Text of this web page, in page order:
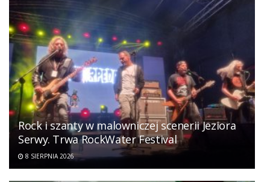
Rock i szanty w malowniczej scenerii Jeziora
Serwy. Trwa RockWater Festival
8 SIERPNIA 2026